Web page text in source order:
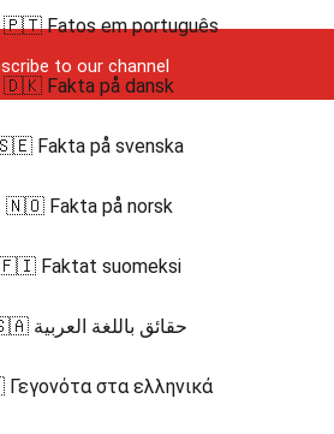
to our channel
Fatos em português
🇩🇰 Fakta på dansk
Fakta på svenska
🇳🇴 Fakta på norsk
Faktat suomeksi
🇸🇦 حقائق باللغة العربية
στα ελληνικά